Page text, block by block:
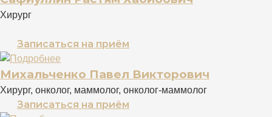
Хирург
Записаться на приём
Михальченко Павел Викторович
Хирург, онколог, маммолог, онколог-маммолог
Записаться на приём